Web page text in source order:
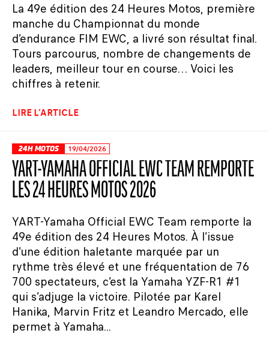
La 49e édition des 24 Heures Motos, première
manche du Championnat du monde
d’endurance FIM EWC, a livré son résultat final.
Tours parcourus, nombre de changements de
leaders, meilleur tour en course… Voici les
chiffres à retenir.
LIRE L'ARTICLE
24H MOTOS 19/04/2026
YART-YAMAHA OFFICIAL EWC TEAM REMPORTE
LES 24 HEURES MOTOS 2026
YART-Yamaha Official EWC Team remporte la
49e édition des 24 Heures Motos. À l’issue
d’une édition haletante marquée par un
rythme très élevé et une fréquentation de 76
700 spectateurs, c’est la Yamaha YZF-R1 #1
qui s’adjuge la victoire. Pilotée par Karel
Hanika, Marvin Fritz et Leandro Mercado, elle
permet à Yamaha...